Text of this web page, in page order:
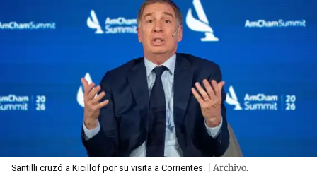
Santilli cruzó a Kicillof por su visita a Corrientes. | Archivo.